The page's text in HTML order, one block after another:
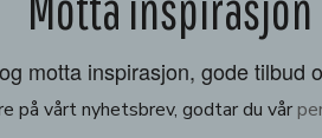
motta inspirasjon, gode tilbud
på vårt nyhetsbrev, godtar du vår